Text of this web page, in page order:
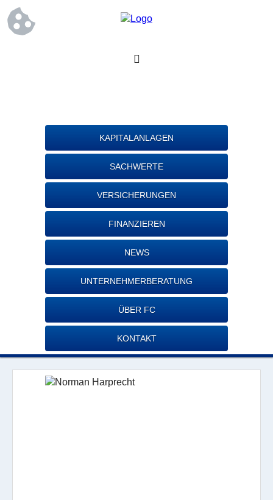
KAPITALANLAGEN
SACHWERTE
VERSICHERUNGEN
FINANZIEREN
NEWS
UNTERNEHMERBERATUNG
ÜBER FC
KONTAKT